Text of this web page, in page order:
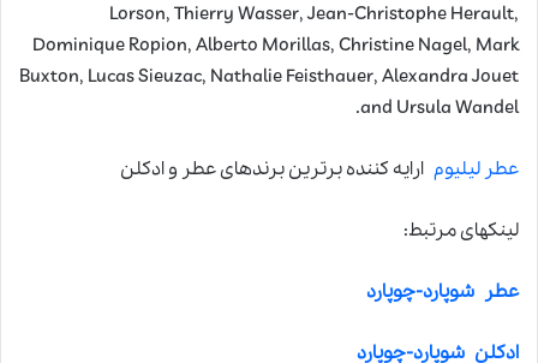
Lorson, Thierry Wasser, Jean-Christophe Herault,
Dominique Ropion, Alberto Morillas, Christine Nagel, Mark
Buxton, Lucas Sieuzac, Nathalie Feisthauer, Alexandra Jouet
and Ursula Wandel.
عطر لیلیوم ارایه کننده برترین برندهای عطر و ادکلن
لینکهای مرتبط:
عطر شوپارد-چوپارد
ادکلن شوپارد-چوپارد